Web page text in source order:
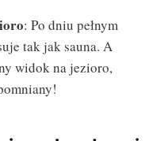
: Po dniu pełnym
tak jak sauna. A
widok na jezioro,